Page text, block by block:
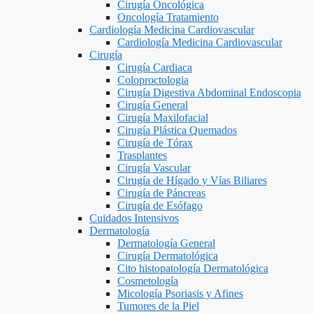
Cirugía Oncológica
Oncología Tratamiento
Cardiología Medicina Cardiovascular
Cardiología Medicina Cardiovascular
Cirugía
Cirugía Cardiaca
Coloproctologia
Cirugía Digestiva Abdominal Endoscopia
Cirugía General
Cirugía Maxilofacial
Cirugía Plástica Quemados
Cirugía de Tórax
Trasplantes
Cirugía Vascular
Cirugía de Hígado y Vías Biliares
Cirugía de Páncreas
Cirugía de Esófago
Cuidados Intensivos
Dermatología
Dermatología General
Cirugía Dermatológica
Cito histopatología Dermatológica
Cosmetología
Micología Psoriasis y Afines
Tumores de la Piel